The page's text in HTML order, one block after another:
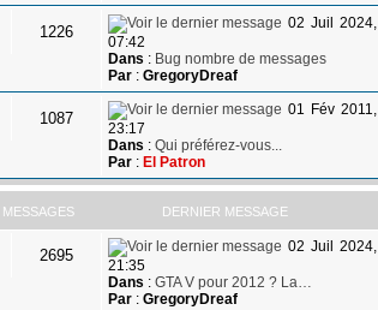
1226
02 Juil 2024,
07:42
Dans : Bug nombre de messages
Par: GregoryDreaf
1087
01 Fév 2011,
23:17
Dans : Qui préférez-vous...
Par: El Patron
MESSAGES DERNIER MESSAGE
2695
02 Juil 2024,
21:35
Dans : GTA V pour 2012 ? La…
Par: GregoryDreaf